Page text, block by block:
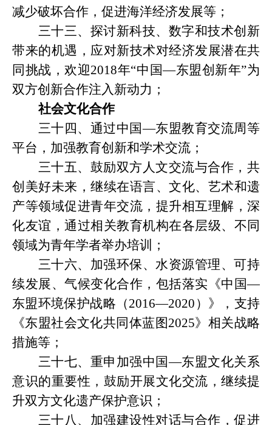
减少破坏合作，促进海洋经济发展等；
三十三、探讨新科技、数字和技术创新
带来的机遇，应对新技术对经济发展潜在共
同挑战，欢迎2018年“中国—东盟创新年”为
双方创新合作注入新动力；
社会文化合作
三十四、通过中国—东盟教育交流周等
平台，加强教育创新和学术交流；
三十五、鼓励双方人文交流与合作，共
创美好未来，继续在语言、文化、艺术和遗
产等领域促进青年交流，提升相互理解，深
化友谊，通过相关教育机构在各层级、不同
领域为青年学者举办培训；
三十六、加强环保、水资源管理、可持
续发展、气候变化合作，包括落实《中国—
东盟环境保护战略（2016—2020）》，支持
《东盟社会文化共同体蓝图2025》相关战略
措施等；
三十七、重申加强中国—东盟文化关系
意识的重要性，鼓励开展文化交流，继续提
升双方文化遗产保护意识；
三十八、加强建设性对话与合作，促进